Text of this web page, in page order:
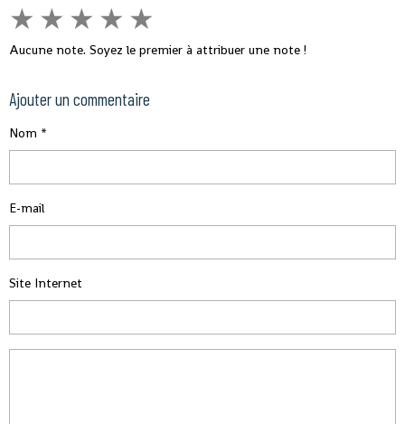
★ ★ ★ ★ ★
Aucune note. Soyez le premier à attribuer une note !
Ajouter un commentaire
Nom
E-mail
Site Internet